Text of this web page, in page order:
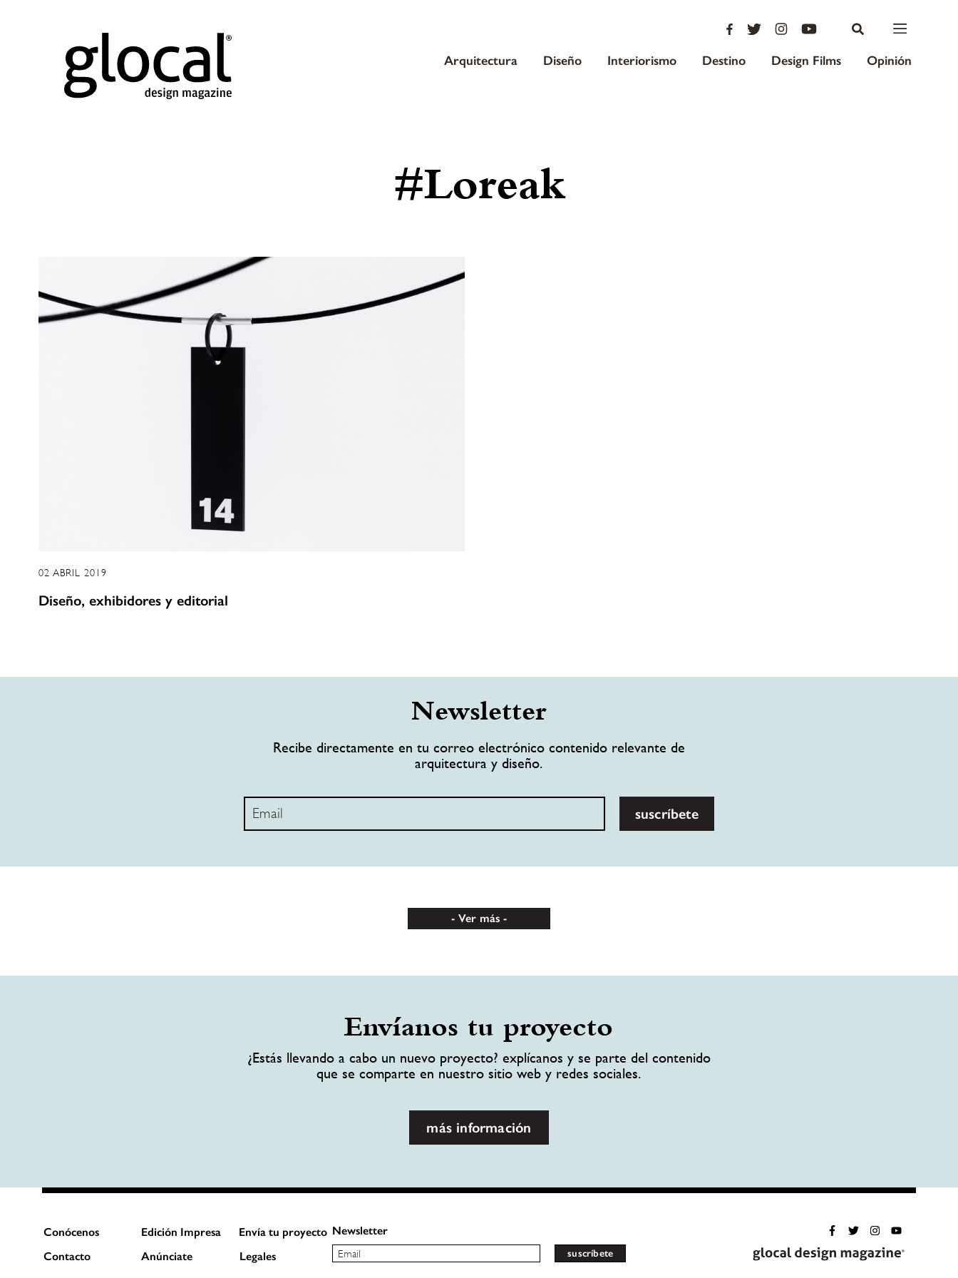
Arquitectura Diseño Interiorismo Destino Design Films Opinión
#Loreak
02 ABRIL 2019
Diseño, exhibidores y editorial
Newsletter
Recibe directamente en tu correo electrónico contenido relevante de
arquitectura y diseño.
suscríbete
Ver más
Envíanos tu proyecto
¿Estás llevando a cabo un nuevo proyecto? explícanos y se parte del contenido
que se comparte en nuestro sitio web y redes sociales.
más información
Conócenos Edición Impresa
Envía tu proyecto
Contacto
Anúnciate Legales
Newsletter
suscríbete